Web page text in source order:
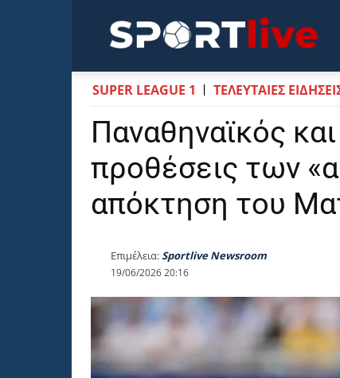
SUPER LEAGUE 1 ΤΕΛΕΥΤΑΙΕΣ
Παναθηναϊκός
προθέσεις των
απόκτηση του
Επιμέλεια:Sportlive Newsroom
19/06/2026 20:16